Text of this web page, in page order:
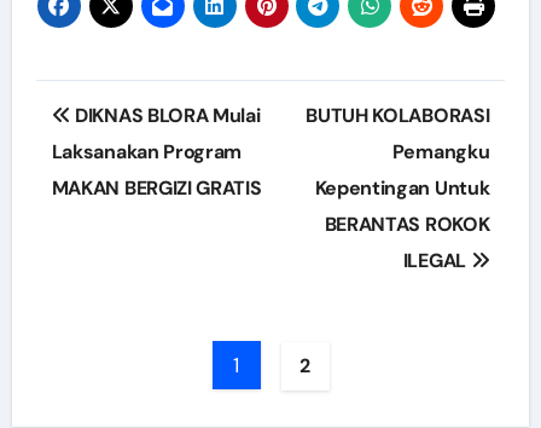
Post
navigation
DIKNAS BLORA Mulai
Laksanakan Program
MAKAN BERGIZI GRATIS
BUTUH KOLABORASI
Pemangku
Kepentingan Untuk
BERANTAS ROKOK
ILEGAL
1 2